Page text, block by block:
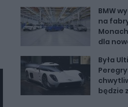
BMW
na
dla
Była
będzie